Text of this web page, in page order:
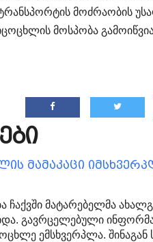
მოძრაობის
მოსპობა
მამაკაცი
ჩაქვში მატარებელმა
გავრცელებული
ემსხვერპლა. შინაგან